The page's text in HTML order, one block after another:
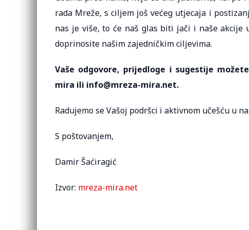
rada Mreže, s ciljem još većeg utjecaja i
nas je više, to će naš glas biti jači i naše akcije
doprinosite našim zajedničkim ciljevima.
Vaše odgovore, prijedloge i sugestije
mira ili info@mreza-mira.net.
Radujemo se Vašoj podršci i aktivnom učešću u
S poštovanjem,
Damir Šaćiragić
Izvor: mreza-mira.net